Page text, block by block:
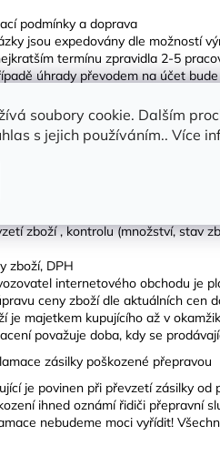
soubory cookie. Dalším
s jejich používáním.. Více
podmínky a doprava
jsou expedovány dle možností
termínu zpravidla 2-5
úhrady převodem na účet
odběru na provozovně
odběru je stanoveno na základě
místo a převzetí. Zboží
dovozu zboží zajišťuje dopravu
dopravy a případná úhrada
splnění podmínek pro příjezd vozidla
složení zakázky odpovídá
zboží , kontrolu (množství, stav
zboží, DPH
internetového obchodu je
ceny zboží dle aktuálních cen
je majetkem kupujícího až v
považuje doba, kdy se
zásilky poškozené přepravou
je povinen při převzetí zásilky
ihned oznámí řidiči přepravní
nebudeme moci vyřídit!